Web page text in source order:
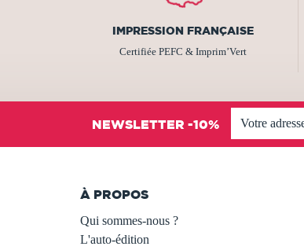
IMPRESSION FRANÇAISE
Certifiée PEFC & Imprim’Vert
NEWSLETTER -10%
À PROPOS
Qui sommes-nous ?
L'auto-édition